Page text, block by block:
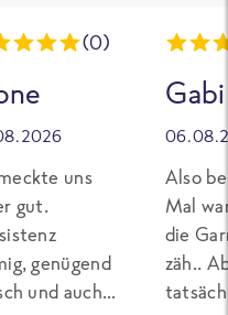
(0)
uns
gut.
genügend
und auch
Gabi
Also
Mal
die
zäh..